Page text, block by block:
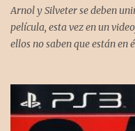
https://www.facebook.com/
Arnol y Silveter se deben
película, esta vez en un
ellos no saben que están en